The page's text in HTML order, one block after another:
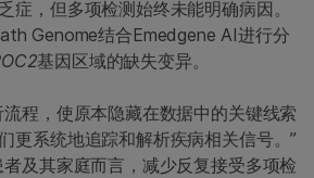
症，但多项检测始终未能明确病因。
Genome结合Emedgene AI进行分
基因区域的缺失变异。
程，使原本隐藏在数据中的关键线索
更系统地追踪和解析疾病相关信号。”
及其家庭而言，减少反复接受多项检